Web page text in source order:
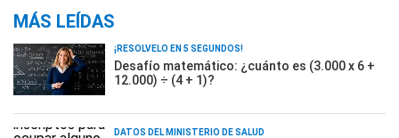
MÁS LEÍDAS
¡RESOLVELO EN 5 SEGUNDOS!
Desafío matemático: ¿cuánto es (3.000 x 6 +
12.000) ÷ (4 + 1)?
DATOS DEL MINISTERIO DE SALUD